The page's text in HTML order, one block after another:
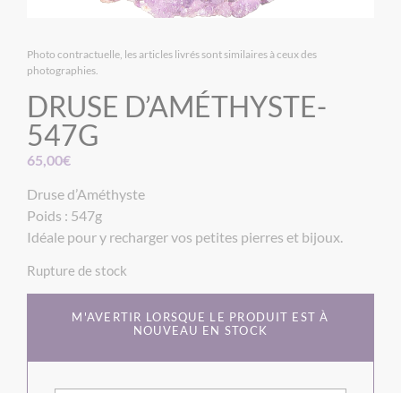
Photo contractuelle, les articles livrés sont similaires à ceux des
photographies.
DRUSE D’AMÉTHYSTE-
547G
65,00€
Druse d’Améthyste
Poids : 547g
Idéale pour y recharger vos petites pierres et bijoux.
Rupture de stock
M'AVERTIR LORSQUE LE PRODUIT EST À
NOUVEAU EN STOCK